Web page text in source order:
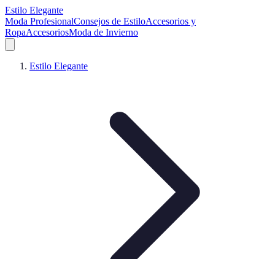
Estilo Elegante
Moda ProfesionalConsejos de EstiloAccesorios y
RopaAccesoriosModa de Invierno
Estilo Elegante